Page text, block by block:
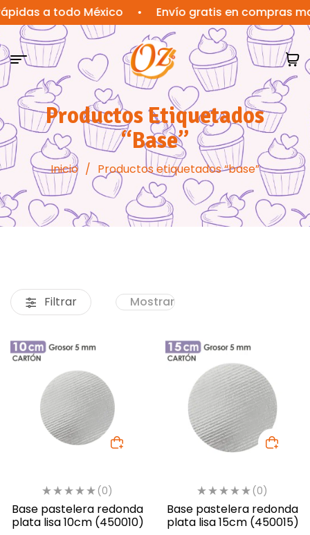
a todo México • Envío gratis en compras
Productos Etiquetados
“base”
Inicio / Productos etiquetados “base”
Filtrar Mostrar
(0)
Base pastelera redonda
plata lisa 10cm (450010)
(0)
Base pastelera redonda
plata lisa 15cm (450015)